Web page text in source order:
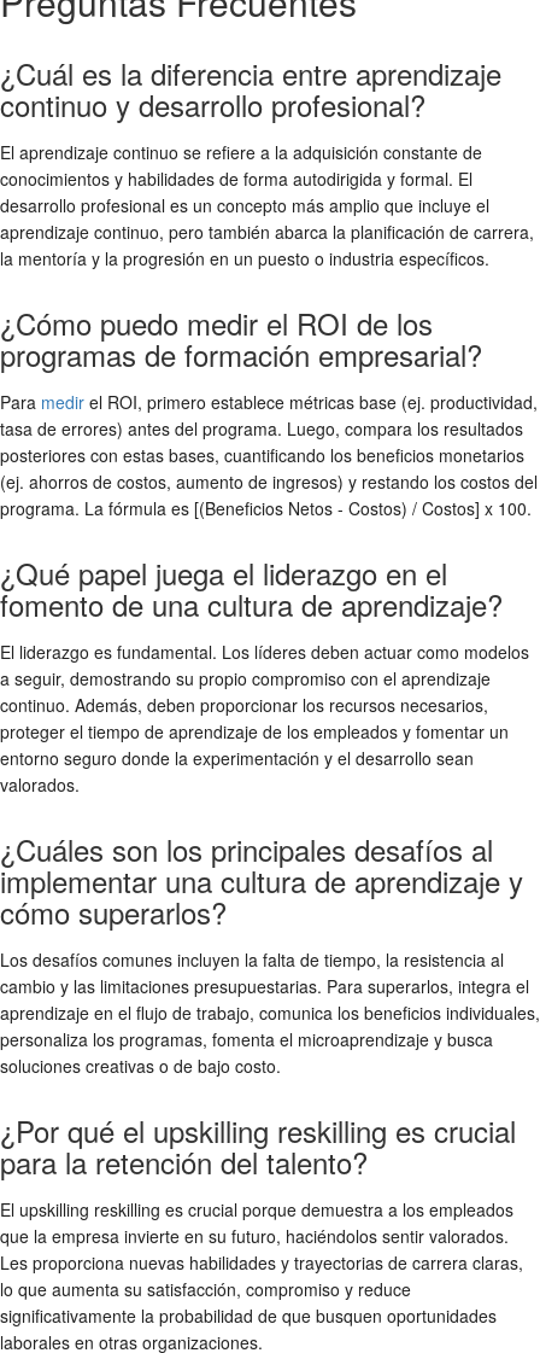
¿Cuál es la diferencia entre aprendizaje
continuo y desarrollo profesional?
El aprendizaje continuo se refiere a la adquisición constante de
conocimientos y habilidades de forma autodirigida y formal. El
desarrollo profesional es un concepto más amplio que incluye el
aprendizaje continuo, pero también abarca la planificación de carrera,
la mentoría y la progresión en un puesto o industria específicos.
¿Cómo puedo medir el ROI de los
programas de formación empresarial?
Para medir el ROI, primero establece métricas base (ej. productividad,
tasa de errores) antes del programa. Luego, compara los resultados
posteriores con estas bases, cuantificando los beneficios monetarios
(ej. ahorros de costos, aumento de ingresos) y restando los costos del
programa. La fórmula es [(Beneficios Netos - Costos) / Costos] x 100.
¿Qué papel juega el liderazgo en el
fomento de una cultura de aprendizaje?
El liderazgo es fundamental. Los líderes deben actuar como modelos
a seguir, demostrando su propio compromiso con el aprendizaje
continuo. Además, deben proporcionar los recursos necesarios,
proteger el tiempo de aprendizaje de los empleados y fomentar un
entorno seguro donde la experimentación y el desarrollo sean
valorados.
¿Cuáles son los principales desafíos al
implementar una cultura de aprendizaje y
cómo superarlos?
Los desafíos comunes incluyen la falta de tiempo, la resistencia al
cambio y las limitaciones presupuestarias. Para superarlos, integra el
aprendizaje en el flujo de trabajo, comunica los beneficios individuales,
personaliza los programas, fomenta el microaprendizaje y busca
soluciones creativas o de bajo costo.
¿Por qué el upskilling reskilling es crucial
para la retención del talento?
El upskilling reskilling es crucial porque demuestra a los empleados
que la empresa invierte en su futuro, haciéndolos sentir valorados.
Les proporciona nuevas habilidades y trayectorias de carrera claras,
lo que aumenta su satisfacción, compromiso y reduce
significativamente la probabilidad de que busquen oportunidades
laborales en otras organizaciones.